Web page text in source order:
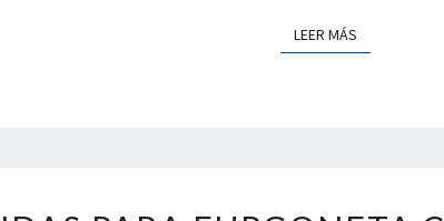
LEER MÁS